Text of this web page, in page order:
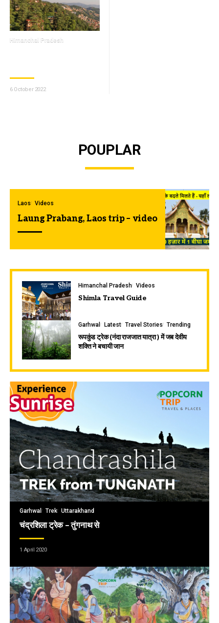
Himanchal Pradesh
6 October 2022
POUPLAR
Laos Videos
Laung Prabang, Laos trip – video
Himanchal Pradesh Videos
Shimla Travel Guide
Garhwal Latest Travel Stories Trending
रूपकुंड ट्रेक (नंदा राजजात यात्रा ) में जब देवीय
शक्ति ने बचायी जान
Garhwal Trek Uttarakhand
चंद्रशिला ट्रेक – तुंगनाथ से
1 April 2020